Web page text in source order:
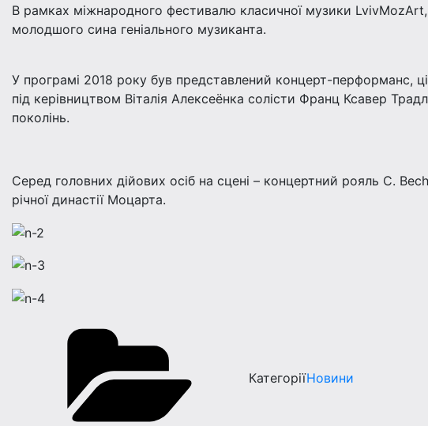
В рамках міжнародного фестивалю класичної музики
молодшого сина геніального музиканта.
У програмі 2018 року був представлений концерт-перформанс,
під керівництвом Віталія Алексеёнкa солісти Франц Ксавер
поколінь.
Серед головних дійових осіб на сцені – концертний рояль C.
річної династії Моцарта.
КатегоріїНовини